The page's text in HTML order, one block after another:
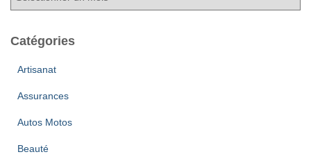
h
Catégories
Artisanat
Assurances
Autos Motos
Beauté